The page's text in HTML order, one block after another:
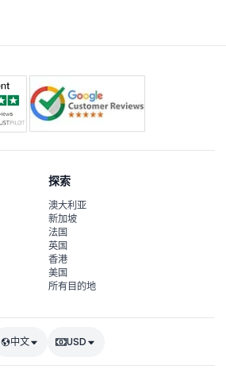
探索
澳大利亚
新加坡
法国
英国
香港
美国
所有目的地
中文 USD